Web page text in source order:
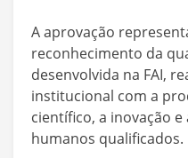
A aprovação
reconhecimento da
desenvolvida na FAI,
institucional com a
científico, a inovação
humanos qualificados.